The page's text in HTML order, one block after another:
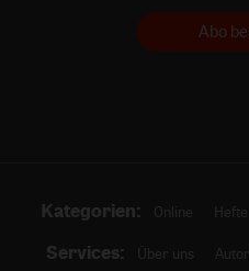
Abo
Kategorien: Online Hefte
Services: Über uns